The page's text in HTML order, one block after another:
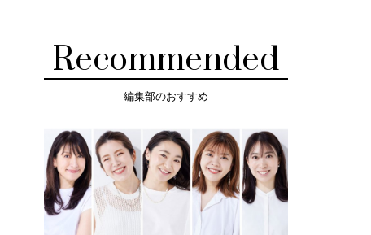
Recommended
編集部のおすすめ